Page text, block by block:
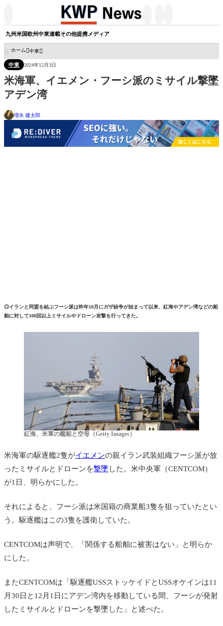
九州米国欧州中東連載その他提携メディア
ホーム 中東
中東 2024年12月3日
米海軍、イエメン・フーシ派のミサイル撃墜
アデン湾
増永 建太郎
◎イランと同盟を結ぶフーシ派は昨年10月にガザ紛争が始まって以来、紅海やアデン湾などの船
舶に対して100回以上ミサイルやドローン攻撃を行ってきた。
紅海、米軍の艦船と空母（Getty Images）
米海軍の駆逐艦2隻がイエメンの親イラン武装組織フーシ派が放
ったミサイルとドローンを撃墜 した。米中央軍（CENTCOM）
が1日、明らかにした。
それによると、フーシ派は米国籍の商業船3隻を狙っていたとい
う。駆逐艦はこの3隻を護衛していた。
CENTCOMは声明で、「関係する船舶に被害はない」と明らか
にした。
またCENTCOMは「駆逐艦USSストッケイドとUSSオケインは11
月30日と12月1日にアデン湾内を移動している間、フーシが発射
したミサイルとドローンを撃墜した」と述べた。